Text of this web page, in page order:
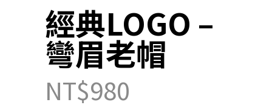
經典LOGO –
彎眉老帽
NT$980